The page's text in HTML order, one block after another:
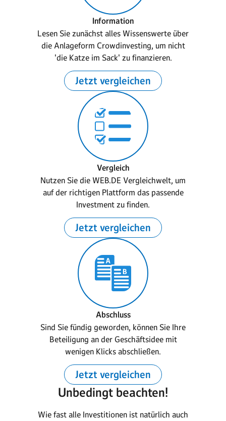
Information
Lesen Sie zunächst alles Wissenswerte über
die Anlageform Crowdinvesting, um nicht
'die Katze im Sack' zu finanzieren.
Jetzt vergleichen
Vergleich
Nutzen Sie die WEB.DE Vergleichwelt, um
auf der richtigen Plattform das passende
Investment zu finden.
Jetzt vergleichen
Abschluss
Sind Sie fündig geworden, können Sie Ihre
Beteiligung an der Geschäftsidee mit
wenigen Klicks abschließen.
Jetzt vergleichen
Unbedingt beachten!
Wie fast alle Investitionen ist natürlich auch